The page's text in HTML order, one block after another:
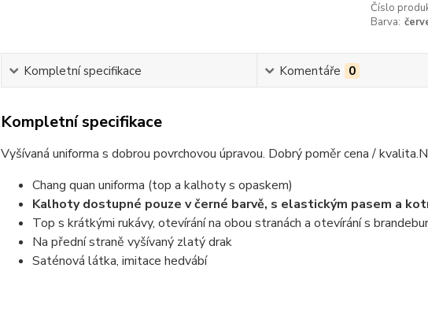
Číslo
Barva:
Kompletní specifikace Komentáře 0
Kompletní specifikace
Vyšívaná uniforma s dobrou povrchovou úpravou. Dobrý poměr cena / kvalita.
Chang quan uniforma (top a kalhoty s opaskem)
Kalhoty dostupné pouze v černé barvě, s elastickým pasem a
Top s krátkými rukávy, otevírání na obou stranách a otevírání s
Na přední straně vyšívaný zlatý drak
Saténová látka, imitace hedvábí